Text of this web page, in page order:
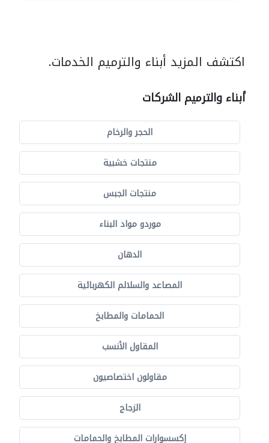
اكتشف المزيد أبناء والترميم الخدمات.
أبناء والترميم الشركات
الحجر والرخام
منتجات خشبية
منتجات الجبس
موردو مواد البناء
الدهان
المصاعد والسلالم الكهربائية
الحمامات والمطابخ
المقاول الأنسب
مقاولون اختصاصيون
الزجاج
إكسسوارات المطابخ والحمامات